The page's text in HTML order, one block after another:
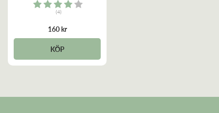
Rating:
(4)
160 kr
KÖP